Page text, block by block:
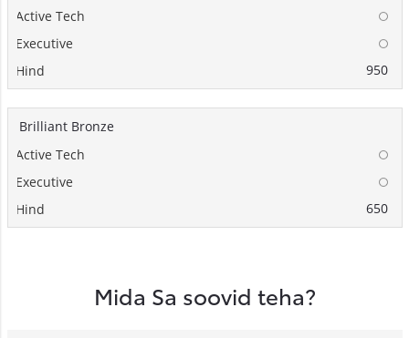
950
Brilliant Bronze
650
Mida Sa soovid teha?